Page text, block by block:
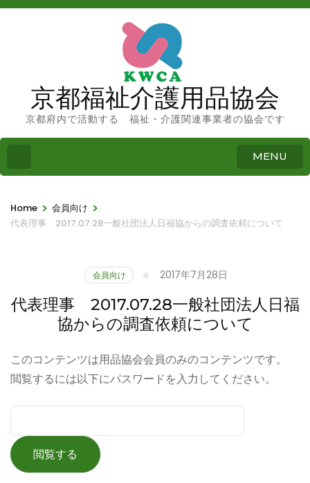
京都福祉介護用品協会
京都府内で活動する 福祉・介護関連事業者の協会です
MENU
Home > 会員向け >
代表理事 2017.07.28一般社団法人日福協からの調査依頼について
会員向け 2017年7月28日
代表理事 2017.07.28一般社団法人日福
協からの調査依頼について
このコンテンツは用品協会会員のみのコンテンツです。
閲覧するには以下にパスワードを入力してください。